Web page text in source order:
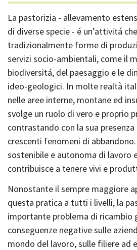
La pastorizia - allevamento
di diverse specie - é un’attivitá
tradizionalmente forme di
servizi socio-ambientali, come il
biodiversitá, del paesaggio e le
ideo-geologici. In molte realtà
nelle aree interne, montane ed
svolge un ruolo di vero e proprio
contrastando con la sua
crescenti fenomeni di
sostenibile e autonoma di lavoro
contribuisce a tenere vivi e
Nonostante il sempre maggiore
questa pratica a tutti i livelli, la
importante problema di ricambio
conseguenze negative sulle
mondo del lavoro, sulle filiere ad